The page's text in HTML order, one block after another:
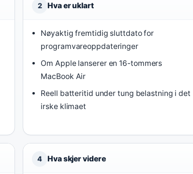
2 Hva er uklart
Nøyaktig fremtidig sluttdato for
programvareoppdateringer
Om Apple lanserer en 16-tommers
MacBook Air
Reell batteritid under tung belastning i det
irske klimaet
4 Hva skjer videre